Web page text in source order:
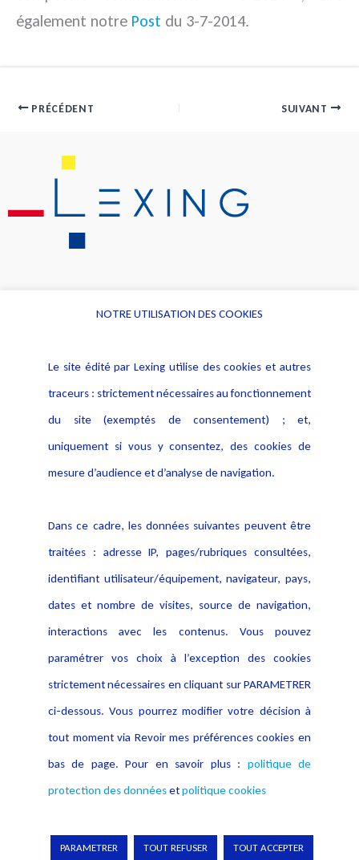
également notre Post du 3-7-2014.
PRÉCÉDENT SUIVANT
Alerte professionnelle
Déclaration d'accessibilité
Notice Légale
Politique de protection des
données
Publications
Copyright © 2026 Lexing
NOTRE UTILISATION DES COOKIES
Le site édité par Lexing utilise des cookies et autres
traceurs : strictement nécessaires au fonctionnement
du site (exemptés de consentement) ; et,
uniquement si vous y consentez, des cookies de
mesure d’audience et d’analyse de navigation.
Dans ce cadre, les données suivantes peuvent être
traitées : adresse IP, pages/rubriques consultées,
identifiant utilisateur/équipement, navigateur, pays,
dates et nombre de visites, source de navigation,
interactions avec les contenus. Vous pouvez
paramétrer vos choix à l’exception des cookies
strictement nécessaires en cliquant sur PARAMETRER
ci-dessous. Vous pourrez modifier votre décision à
tout moment via Revoir mes préférences cookies en
bas de page. Pour en savoir plus : politique de
protection des donnéesetpolitique cookies
PARAMETRER TOUT REFUSER TOUT ACCEPTER